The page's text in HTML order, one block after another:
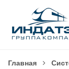
Главная